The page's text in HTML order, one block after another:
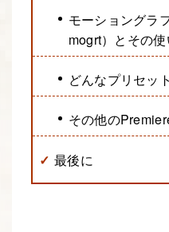
モーショングラ
mogrt）とその
どんなプリセッ
その他の
最後に